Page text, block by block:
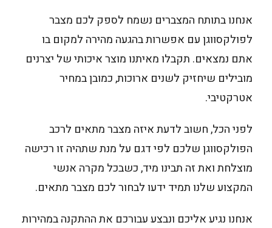
אנחנו בתותח המצברים נשמח לספק לכם מצבר
לפולקסווגן עם אפשרות בהגעה מהירה למקום בו
אתם נמצאים. תקבלו מאיתנו מוצר איכותי של יצרנים
מובילים שיחזיק לשנים ארוכות, כמובן במחיר
אטרקטיבי.
לפני הכל, חשוב לדעת איזה מצבר מתאים לרכב
הפולקסווגן שלכם לפי דגם על מנת שתהיה זו רכישה
מוצלחת ואת זה תבינו מיד, כשבכל מקרה אנשי
המקצוע שלנו תמיד ידעו לבחור לכם מצבר מתאים.
אנחנו נגיע אליכם ונבצע עבורכם את ההתקנה במהירות